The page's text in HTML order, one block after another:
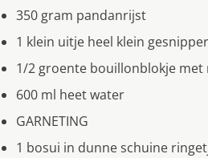
350 gram pandanrijst
1 klein uitje heel klein
1/2 groente bouillonblokje
600 ml heet water
GARNETING
1 bosui in dunne schuine